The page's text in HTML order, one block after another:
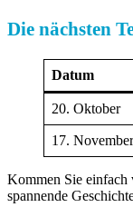
Die nächsten
Datum
20. Oktober
17. November
Kommen Sie einfach
spannende